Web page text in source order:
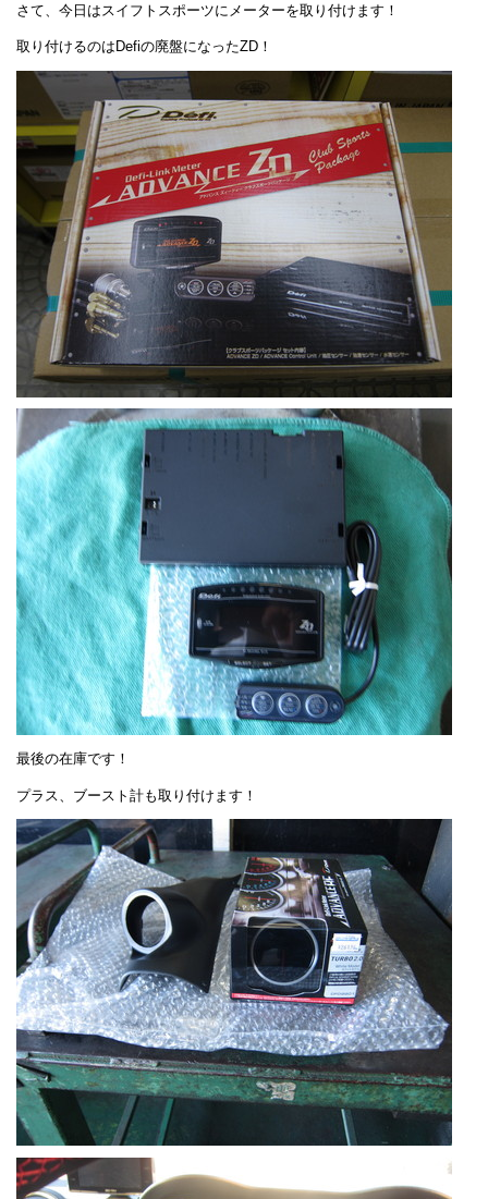
さて、今日はスイフトスポーツにメーターを取り付けます！
取り付けるのはDefiの廃盤になったZD！
最後の在庫です！
プラス、ブースト計も取り付けます！